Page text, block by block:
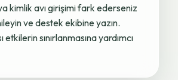
kimlik avı girişimi fark ederseniz
ve destek ekibine yazın.
sınırlanmasına yardımcı